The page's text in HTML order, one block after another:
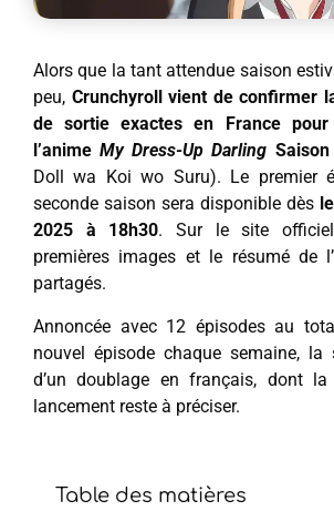
Alors que la tant attendue saison
peu, Crunchyroll vient de confirmer
de sortie exactes en France pour
l’animeMy Dress-Up Darling
Doll wa Koi wo Suru). Le premier
seconde saison sera disponible dès
2025 à 18h30. Sur le site
premières images et le résumé de
partagés.
Annoncée avec 12 épisodes au
nouvel épisode chaque semaine, la
d’un doublage en français, dont
lancement reste à préciser.
Table des matières